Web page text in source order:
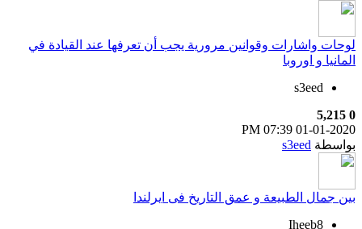
لوحات واشارات وقوانين مرورية يجب أن تعرفها عند القيادة في
المانيا و اوروبا
s3eed
0
5,215
01-01-2020
07:39 PM
بواسطة s3eed
بين جمال الطبيعة و عمق التاريخ فى ايرلندا
Iheeb8